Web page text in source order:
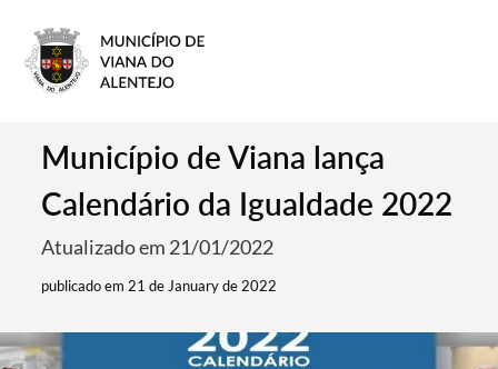
Município de Viana lança
Calendário da Igualdade 2022
Atualizado em 21/01/2022
publicado em 21 de January de 2022